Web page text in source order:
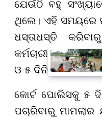
ଯେଉଁଠି ବହୁ
ଥିଲେ। ଏହି ସମୟରେ
ଧସ୍ତାଧସ୍ତି
କର୍ମଚାରୀଙ୍କୁ
ଓ ୫ ଦିନିଆ ରିମାଣ୍ଡ
କୋର୍ଟ ପୋଲିସକୁ ୫
ପଚାରିବାରୁ